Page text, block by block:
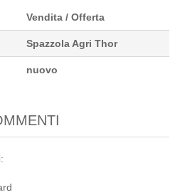
Vendita / Offerta
Spazzola Agri Thor
nuovo